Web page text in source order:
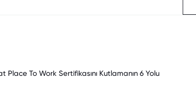
Place To Work Sertifikasını Kutlamanın 6 Yolu